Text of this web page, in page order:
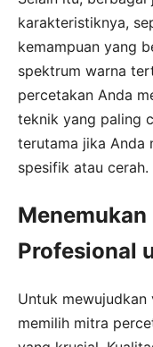
karakteristiknya,
kemampuan yang
spektrum warna
percetakan Anda
teknik yang paling
terutama jika Anda
spesifik atau cerah.
Profesional
Untuk
memilih mitra